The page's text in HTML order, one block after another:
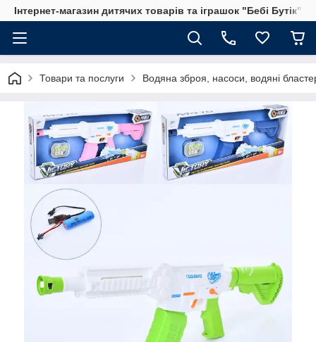
Інтернет-магазин дитячих товарів та іграшок "Бебі Бутік"
Товари та послуги Водяна зброя, насоси, водяні